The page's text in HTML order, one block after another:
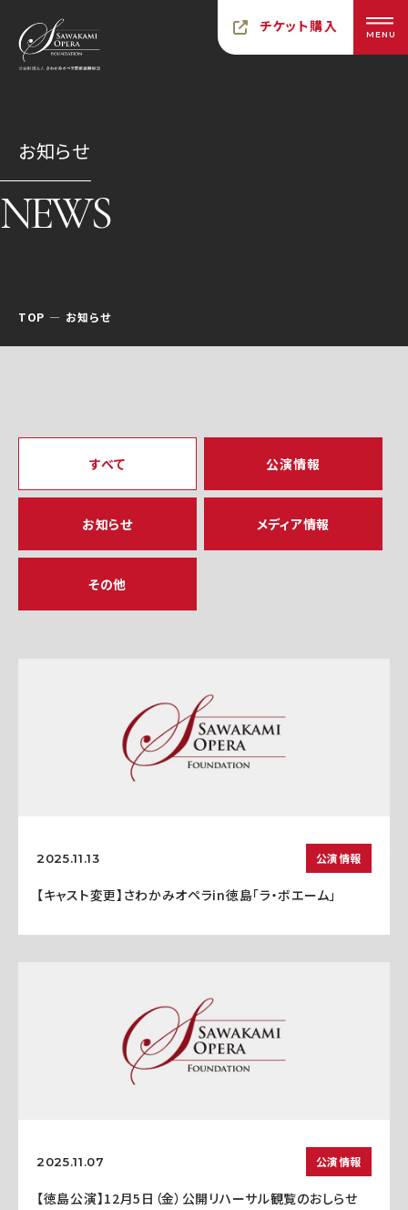
チケット購入 MENU
お知らせ
NEWS
TOP お知らせ
すべて 公演情報
お知らせ メディア情報
その他
2025.11.13 公演情報
【キャスト変更】さわかみオペラin徳島「ラ・ボエーム」
2025.11.07 公演情報
【徳島公演】12月5日（金）公開リハーサル観覧のおしらせ